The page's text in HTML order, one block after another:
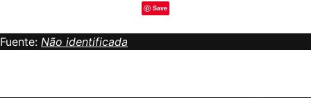
Save
Fuente: Não identificada